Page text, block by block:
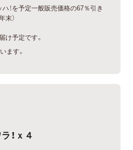
！を予定一般販売価格の67％引き
末）
け予定です。
ます。
！ｘ４